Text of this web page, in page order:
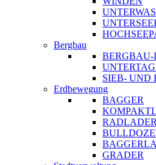
Bergbau
SIEB- UND
Erdbewegung
BAGGER
RADLADER
GRADER